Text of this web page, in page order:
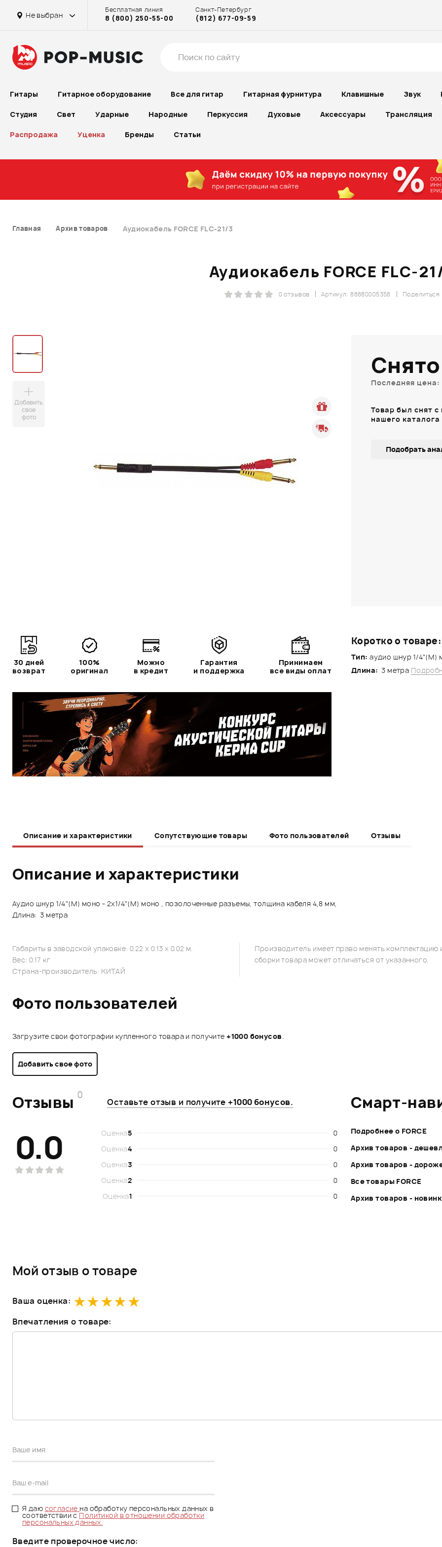
Не выбран
Бесплатная линия
8 (800) 250-55-00
Санкт-Петербург
(812) 677-09-59
Гитары Гитарное оборудование Все для гитар Гитарная фурнитура Клавишные Звук
Студия Свет Ударные Народные Перкуссия Духовые Аксессуары Трансляция
Распродажа Уценка Бренды Статьи
Главная Архив товаров Аудиокабель FORCE FLC-21/3
Аудиокабель FORCE FLC-
Поделиться
Артикул: 88880005358
0 отзывов
Добавить
свое
фото
Коротко о товаре:
Тип: аудио шнур 1/4"(M)
Длина: 3 метра
Последняя цена:
Товар был снят
нашего каталога
Подобрать
30 дней
возврат
100%
оригинал
Можно
в кредит
Гарантия
и поддержка
Принимаем
все виды оплат
Описание и характеристики Сопутствующие товары Фото пользователей Отзывы
Описание и характеристики
Аудио шнур 1/4"(M) моно - 2x1/4"(M) моно , позолоченные разъемы, толщина кабеля 4,8 мм,
Длина: 3 метра
Габариты в заводской упаковке: 0.22 x 0.13 x 0.02 м.
Вес: 0.17 кг
Страна-производитель: КИТАЙ
Производитель имеет право менять
сборки товара может отличаться от указанного.
Фото пользователей
Загрузите свои фотографии купленного товара и получите+1000 бонусов.
Добавить свое фото
Отзывы 0
Оставьте отзыв и получите +1000 бонусов.
0.0 Оценка5
0
Оценка4
0
Оценка3
0
Оценка2
0
Оценка1 0
Смарт-
Подробнее о FORCE
Архив товаров -
Архив товаров -
Все товары FORCE
Архив товаров -
Мой отзыв о товаре
Ваша оценка:
Впечатления о товаре:
Я даю согласие на обработку персональных данных в
соответствии сПолитикой в отношении обработки
персональных данных.
Введите проверочное число: